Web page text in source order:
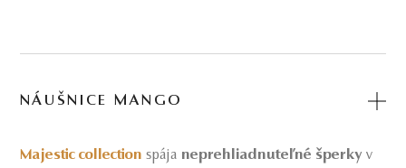
NÁUŠNICE MANGO
Majestic collection spája neprehliadnuteľné šperky v